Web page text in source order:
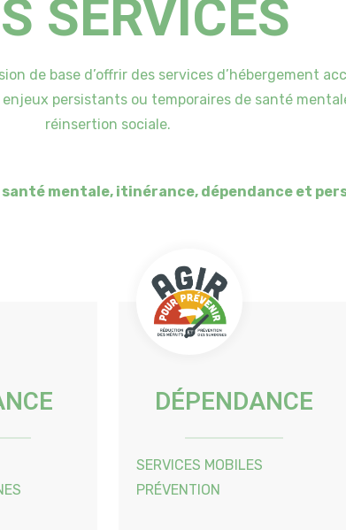
SERVICES
de base d’offrir des services d’hébergement
persistants ou temporaires de santé
réinsertion sociale.
mentale, itinérance, dépendance et
DÉPENDANCE
SERVICES MOBILES
PRÉVENTION